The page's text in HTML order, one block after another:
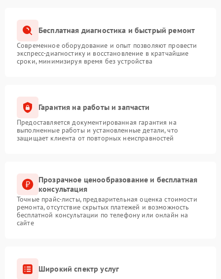
Бесплатная диагностика и быстрый ремонт
Современное оборудование и опыт позволяют провести
экспресс-диагностику и восстановление в кратчайшие
сроки, минимизируя время без устройства
Гарантия на работы и запчасти
Предоставляется документированная гарантия на
выполненные работы и установленные детали, что
защищает клиента от повторных неисправностей
Прозрачное ценообразование и бесплатная
консультация
Точные прайс-листы, предварительная оценка стоимости
ремонта, отсутствие скрытых платежей и возможность
бесплатной консультации по телефону или онлайн на
сайте
Широкий спектр услуг